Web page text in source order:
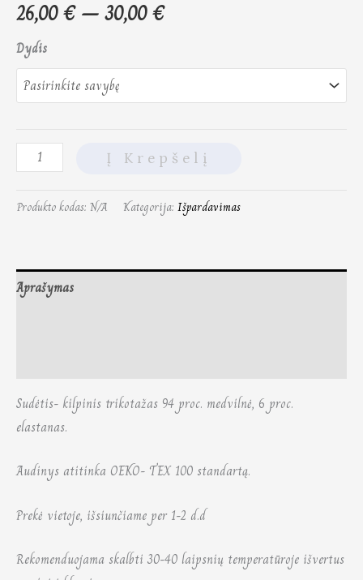
26,00€ –30,00€
Dydis
Į Krepšelį
Produkto kodas: N/A Kategorija: Išpardavimas
Aprašymas
Sudėtis- kilpinis trikotažas 94 proc. medvilnė, 6 proc.
elastanas.
Audinys atitinka OEKO- TEX 100 standartą.
Prekė vietoje, išsiunčiame per 1-2 d.d
Rekomenduojama skalbti 30-40 laipsnių temperatūroje išvertus